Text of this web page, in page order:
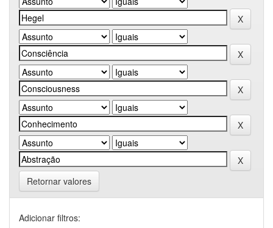
Retornar valores
Adicionar filtros: